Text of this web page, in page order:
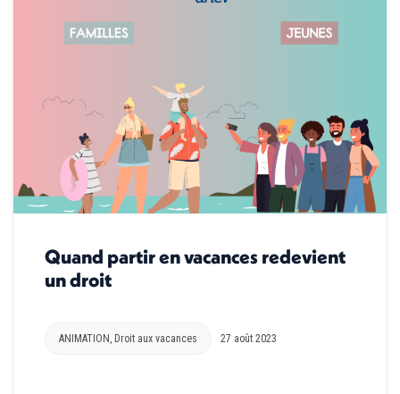
Quand partir en vacances redevient
un droit
ANIMATION Droit aux vacances 27 août 2023